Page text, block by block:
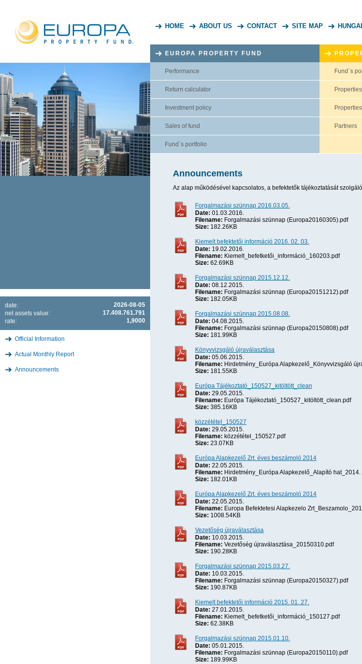
HOME ABOUT US CONTACT SITE MAP
2026-08-05
date:
17.408.761.791
net assets value:
1,9000
rate:
Official Information
Actual Monthly Report
Announcements
EUROPA PROPERTY FUND
Performance
Return calculator
Investment policy
Sales of fund
Fund`s portfolio
Fund`s
Partners
Announcements
Az alap működésével kapcsolatos, a befektetők tájékoztatását
Forgalmazási szünnap 2016.03.05.
Date: 01.03.2016.
Filename: Forgalmazási szünnap (Europa20160305).pdf
Size: 182.26KB
Kiemelt befektetői információ 2016. 02. 03.
Date: 19.02.2016.
Filename: Kiemelt_befetketői_információ_160203.pdf
Size: 62.69KB
Forgalmazási szünnap 2015.12.12.
Date: 08.12.2015.
Filename: Forgalmazási szünnap (Europa20151212).pdf
Size: 182.05KB
Forgalmazási szünnap 2015.08.08.
Date: 04.08.2015.
Filename: Forgalmazási szünnap (Europa20150808).pdf
Size: 181.99KB
Könyvvizsgáló újraválasztása
Date: 05.06.2015.
Filename: Hirdetmény_Európa Alapkezelő_Könyvvizsgáló
Size: 181.55KB
Európa Tájékoztató_150527_kitöltött_clean
Date: 29.05.2015.
Filename: Európa Tájékoztató_150527_kitöltött_clean.pdf
Size: 385.16KB
közzététel_150527
Date: 29.05.2015.
Filename: közzététel_150527.pdf
Size: 23.07KB
Európa Alapkezelő Zrt. éves beszámoló 2014
Date: 22.05.2015.
Filename: Hirdetmény_Európa Alapkezelő_Alapító
Size: 182.01KB
Európa Alapkezelő Zrt. éves beszámoló 2014
Date: 22.05.2015.
Filename: Europa Befektetesi Alapkezelo
Size: 1008.54KB
Vezetőség újraválasztása
Date: 10.03.2015.
Filename: Vezetőség újraválasztása_20150310.pdf
Size: 190.28KB
Forgalmazási szünnap 2015.03.27.
Date: 10.03.2015.
Filename: Forgalmazási szünnap (Europa20150327).pdf
Size: 190.87KB
Kiemelt befektetői információ 2015. 01. 27.
Date: 27.01.2015.
Filename: Kiemelt_befetketői_információ_150127.pdf
Size: 62.38KB
Forgalmazási szünnap 2015.01.10.
Date: 05.01.2015.
Filename: Forgalmazási szünnap (Europa20150110).pdf
Size: 189.99KB